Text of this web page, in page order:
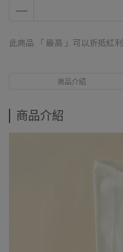
此商品 「 最高 」可以折抵紅利
商品介紹
商品介紹